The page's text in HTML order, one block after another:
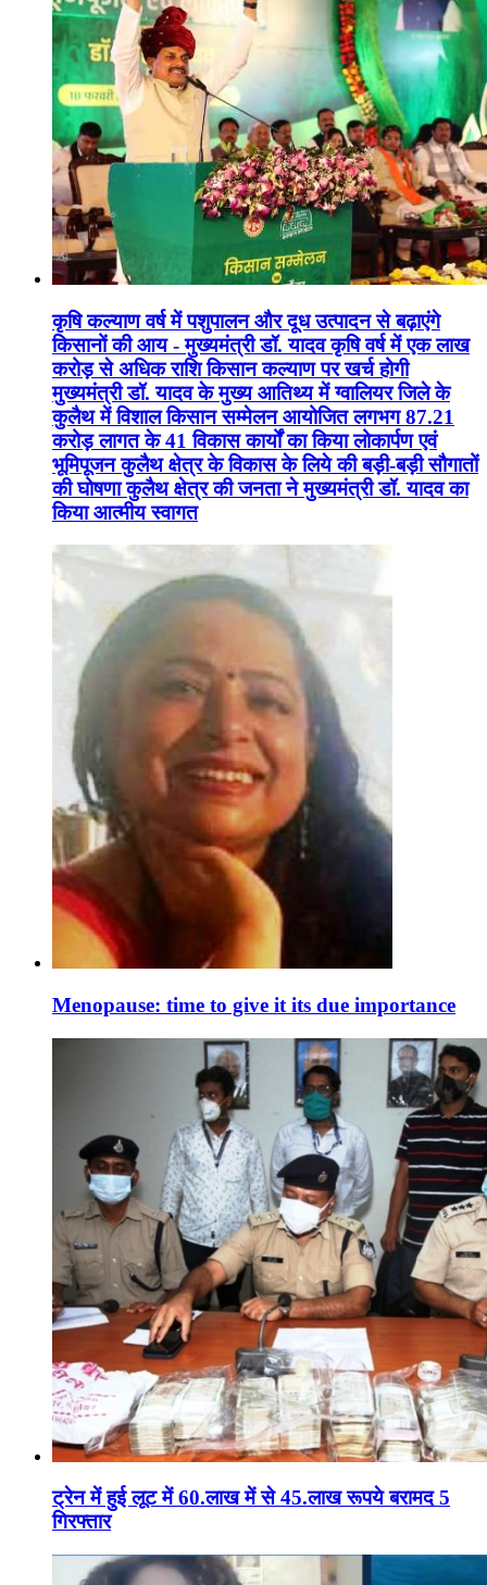
कृषि कल्याण वर्ष में पशुपालन और दूध उत्पादन से बढ़ाएंगे
किसानों की आय - मुख्यमंत्री डॉ. यादव कृषि वर्ष में एक लाख
करोड़ से अधिक राशि किसान कल्याण पर खर्च होगी
मुख्यमंत्री डॉ. यादव के मुख्य आतिथ्य में ग्वालियर जिले के
कुलैथ में विशाल किसान सम्मेलन आयोजित लगभग 87.21
करोड़ लागत के 41 विकास कार्यों का किया लोकार्पण एवं
भूमिपूजन कुलैथ क्षेत्र के विकास के लिये की बड़ी-बड़ी सौगातों
की घोषणा कुलैथ क्षेत्र की जनता ने मुख्यमंत्री डॉ. यादव का
किया आत्मीय स्वागत
Menopause: time to give it its due importance
ट्रेन में हुई लूट में 60.लाख में से 45.लाख रूपये बरामद 5
गिरफ्तार